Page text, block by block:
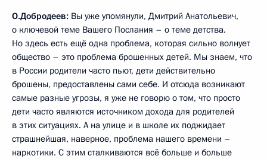
О.Добродеев: Вы уже упомянули, Дмитрий Анатольевич,
о ключевой теме Вашего Послания – о теме детства.
Но здесь есть ещё одна проблема, которая сильно волнует
общество – это проблема брошенных детей. Мы знаем, что
в России родители часто пьют, дети действительно
брошены, предоставлены сами себе. И отсюда возникают
самые разные угрозы, я уже не говорю о том, что просто
дети часто являются источником дохода для родителей
в этих ситуациях. А на улице и в школе их поджидает
страшнейшая, наверное, проблема нашего времени –
наркотики. С этим сталкиваются всё больше и больше